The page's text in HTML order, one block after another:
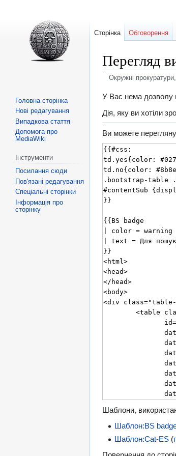
Перегляд
Окружні
Перейти
до
Перейти
до
У Вас нема дозволу
Дія, яку ви хотіли
Ви можете
Шаблони,
Шаблон:BS
Шаблон:Cat-ES (
Сторінка Обговорення
Головна сторінка
Нові редагування
Випадкова стаття
Допомога про
MediaWiki
Інструменти
Посилання сюди
Пов'язані редагування
Спеціальні сторінки
Інформація про
сторінку